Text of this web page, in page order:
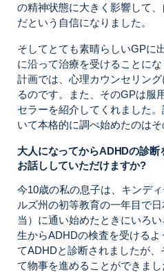
の精神状態に大きく影響して
だという自信になりました。
そしてとても素晴らしいGPに
に沿って治療を受けることに
計画では、心理カウンセリン
るのです。また、そのGPは服
セラーを紹介してくれました
いて本格的に調べ始めたのはそ
大人になってからADHDの診断
お話ししていただけますか?
今10歳の私の息子は、キンデ
ルズ州の初等教育の一年目で
当）に通い始めたときにいろ
生からADHDの検査を受ける
てADHDと診断されましたが
て物事を進めることができま